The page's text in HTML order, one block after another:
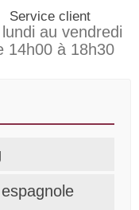
Service client
au vendredi
14h00 à 18h30